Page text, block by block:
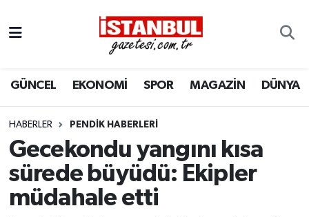
GÜNCEL EKONOMİ SPOR MAGAZİN DÜNYA
HABERLER PENDIK HABERLERI
Gecekondu yangını kısa
sürede büyüdü: Ekipler
müdahale etti
EKONOMİ
İSTANBUL
DÜNYA
SPOR
Nöbetçi Eczaneler
Hava Durumu
Trafik Durumu
Süper Lig Puan Durumu ve Fikstür
Tüm Manşetler